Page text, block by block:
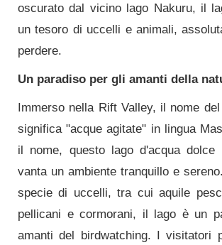
oscurato dal vicino lago Nakuru, il
un tesoro di uccelli e animali,
perdere.
Un paradiso per gli amanti della
Immerso nella Rift Valley, il nome
significa "acque agitate" in lingua
il nome, questo lago d'acqua dolce
vanta un ambiente tranquillo e
specie di uccelli, tra cui aquile
pellicani e cormorani, il lago è un
amanti del birdwatching. I visitatori